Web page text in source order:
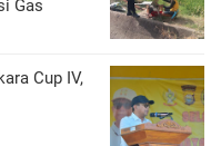
Gas
Cup IV,